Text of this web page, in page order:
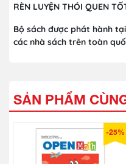
RÈN LUYỆN THÓI QUEN
Bộ sách được phát hành
các nhà sách trên toàn
SẢN PHẨM
-25%